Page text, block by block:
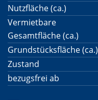
Nutzfläche (ca.)
Vermietbare
Gesamtfläche (ca.)
Grundstücksfläche (ca.)
Zustand
bezugsfrei ab